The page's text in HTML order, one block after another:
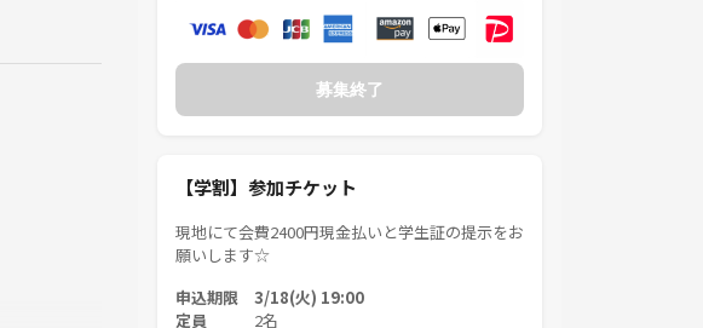
募集終了
【学割】参加チケット
現地にて会費2400円現金払いと学生証の提示をお
願いします☆
申込期限 3/18(火) 19:00
定員 2名